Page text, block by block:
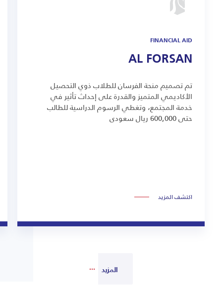
FINANCIAL AID
AL FORSAN
تم تصميم منحة الفرسان للطلاب ذوي التحصيل
الأكاديمي المتميز والقدرة على إحداث تأثير في
خدمة المجتمع، وتغطي الرسوم الدراسية للطالب
حتى 600,000 ريال سعودي
اكتشف المزيد
المزيد